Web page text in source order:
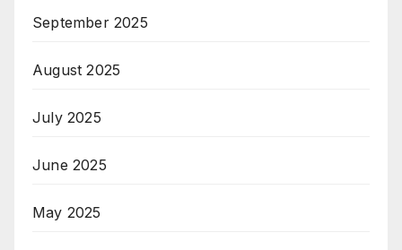
September 2025
August 2025
July 2025
June 2025
May 2025